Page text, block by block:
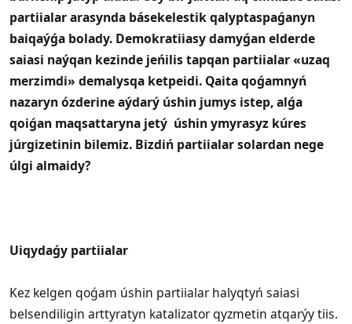
partiialar arasynda básekelestik qalyptaspaǵanyn
baiqaýǵa bolady. Demokratiiasy damyǵan elderde
saiasi naýqan kezinde jeńilis tapqan partiialar «uzaq
merzimdi» demalysqa ketpeidi. Qaita qoǵamnyń
nazaryn ózderine aýdarý úshin jumys istep, alǵa
qoiǵan maqsattaryna jetý úshin ymyrasyz kúres
júrgizetinin bilemiz. Bizdiń partiialar solardan nege
úlgi almaidy?
Uiqydaǵy partiialar
Kez kelgen qoǵam úshin partiialar halyqtyń saiasi
belsendiligin arttyratyn katalizator qyzmetin atqarýy tiis.